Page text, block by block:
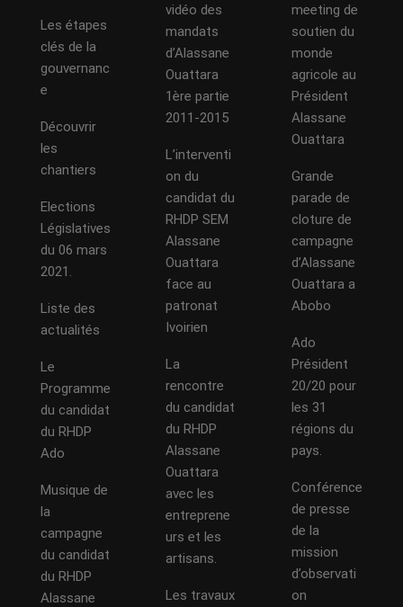
Les étapes
clés de la
gouvernanc
e
Découvrir
les
chantiers
Elections
Législatives
du 06 mars
2021.
Liste des
actualités
Le
Programme
du candidat
du RHDP
Ado
Musique de
la
campagne
du candidat
du RHDP
Alassane
vidéo des
mandats
d’Alassane
Ouattara
1ère partie
2011-2015
L’interventi
on du
candidat du
RHDP SEM
Alassane
Ouattara
face au
patronat
Ivoirien
La
rencontre
du candidat
du RHDP
Alassane
Ouattara
avec les
entreprene
urs et les
artisans.
Les travaux
meeting de
soutien du
monde
agricole au
Président
Alassane
Ouattara
Grande
parade de
cloture de
campagne
d’Alassane
Ouattara a
Abobo
Ado
Président
20/20 pour
les 31
régions du
pays.
Conférence
de presse
de la
mission
d’observati
on